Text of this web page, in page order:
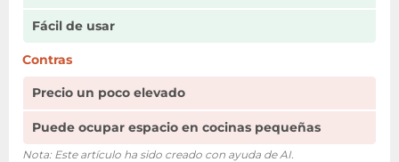
Fácil de usar
Contras
Precio un poco elevado
Puede ocupar espacio en cocinas pequeñas
Nota: Este artículo ha sido creado con ayuda de AI.